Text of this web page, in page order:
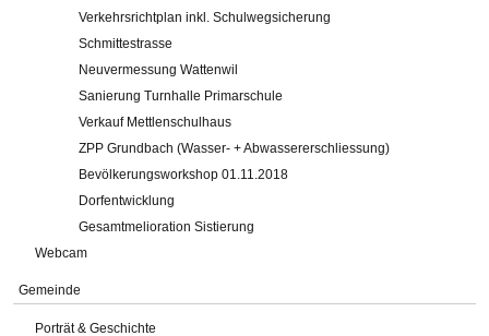
Impressum
Verkehrsrichtplan inkl. Schulwegsicherung
Schmittestrasse
Neuvermessung Wattenwil
Sanierung Turnhalle Primarschule
Verkauf Mettlenschulhaus
ZPP Grundbach (Wasser- + Abwassererschliessung)
Bevölkerungsworkshop 01.11.2018
Dorfentwicklung
Gesamtmelioration Sistierung
Webcam
Gemeinde
Porträt & Geschichte